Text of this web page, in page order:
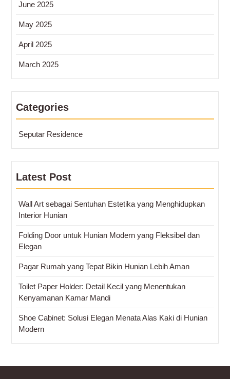
June 2025
May 2025
April 2025
March 2025
Categories
Seputar Residence
Latest Post
Wall Art sebagai Sentuhan Estetika yang Menghidupkan
Interior Hunian
Folding Door untuk Hunian Modern yang Fleksibel dan
Elegan
Pagar Rumah yang Tepat Bikin Hunian Lebih Aman
Toilet Paper Holder: Detail Kecil yang Menentukan
Kenyamanan Kamar Mandi
Shoe Cabinet: Solusi Elegan Menata Alas Kaki di Hunian
Modern